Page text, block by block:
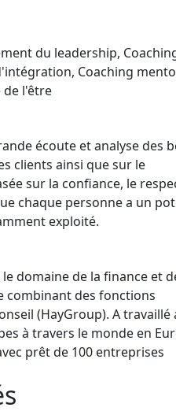
du leadership,
Coaching
de l'être
écoute et analyse des
clients ainsi que sur le
sur la confiance, le
chaque personne a un
exploité.
domaine de la finance et
combinant des fonctions
(HayGroup). A travaillé
à travers le monde en
prêt de 100 entreprises